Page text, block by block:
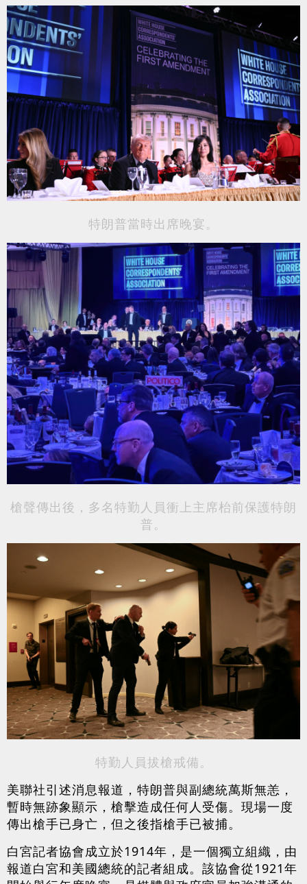
特朗普當時出席晚宴。
槍聲傳出後，多名特勤人員衝上主席枱前保護特朗
普。
特勤人員拔槍戒備。
美聯社引述消息報道，特朗普與副總統萬斯無恙，
暫時無跡象顯示，槍擊造成任何人受傷。現場一度
傳出槍手已身亡，但之後指槍手已被捕。
白宮記者協會成立於1914年，是一個獨立組織，由
報道白宮和美國總統的記者組成。該協會從1921年